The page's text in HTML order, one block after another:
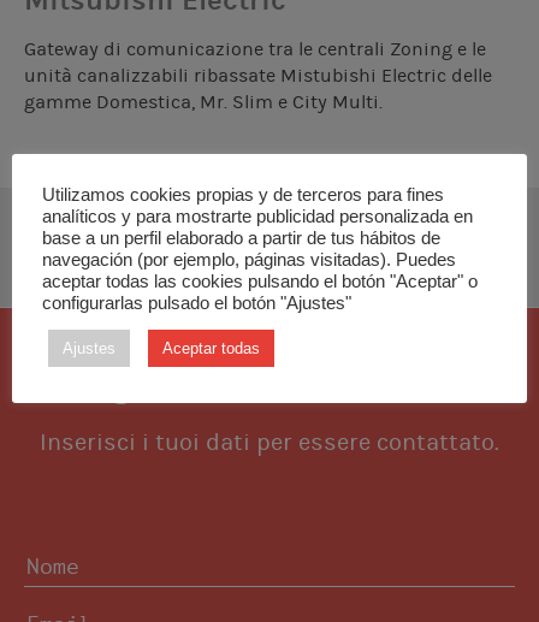
Gateway di comunicazione tra le centrali Zoning e le
unità canalizzabili ribassate Mistubishi Electric delle
gamme Domestica, Mr. Slim e City Multi.
SCARICA MANUALE DI INSTALLAZIONE
Voglio questo articolo
Inserisci i tuoi dati per essere contattato.
Utilizamos cookies propias y de terceros para fines
analíticos y para mostrarte publicidad personalizada en
base a un perfil elaborado a partir de tus hábitos de
navegación (por ejemplo, páginas visitadas). Puedes
aceptar todas las cookies pulsando el botón "Aceptar" o
configurarlas pulsado el botón "Ajustes"
Ajustes Aceptar todas